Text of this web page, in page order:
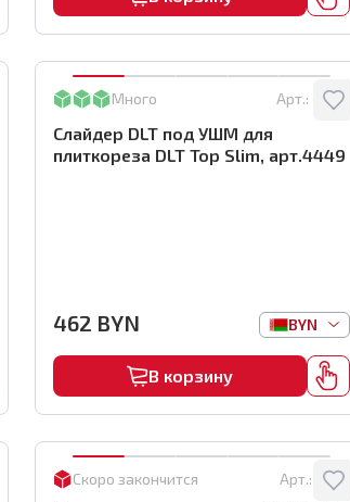
Много Арт.: 4449
Слайдер DLT под УШМ для
плиткореза DLT Top Slim, арт.4449
462 BYN BYN
В корзину
Скоро закончится Арт.: 9320